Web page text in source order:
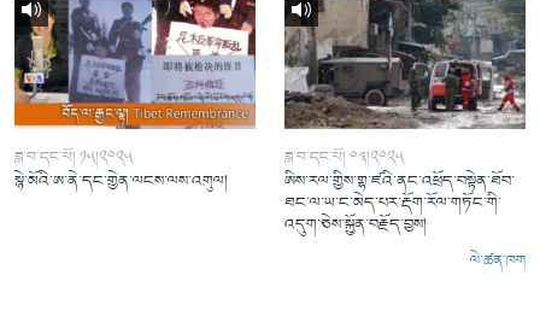
ཟླ་བ་དང་པོ། ༡༥།༢༠༢༥
སྙེ་མོའི་ཨ་ནེ་དང་གྱེན་ལངས་ལས་འགུལ།
ཟླ་བ་དང་པོ། ༠༣།༢༠༢༥
ཨིས་རལ་གྱིས་གྷ་ཛའི་ནང་འཕྲོད་བསྟེན་ཐོབ་
ཐང་ལ་ཡ་ང་མེད་པར་རྡོག་རོལ་གཏོང་གི་
འདུག་ཅེས་སྐྱོན་བརྗོད་བྱས།
ལེ་ཚན་ཁག